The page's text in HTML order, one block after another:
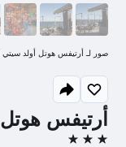
أرتيفس هوتل
صور لـ أرتيفس هوتل أولد سيتي